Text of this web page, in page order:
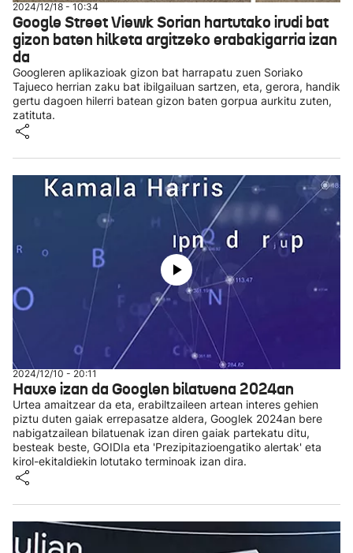
2024/12/18 - 10:34
Google Street Viewk Sorian hartutako irudi bat
gizon baten hilketa argitzeko erabakigarria izan
da
Googleren aplikazioak gizon bat harrapatu zuen Soriako
Tajueco herrian zaku bat ibilgailuan sartzen, eta, gerora, handik
gertu dagoen hilerri batean gizon baten gorpua aurkitu zuten,
zatituta.
2024/12/10 - 20:11
Hauxe izan da Googlen bilatuena 2024an
Urtea amaitzear da eta, erabiltzaileen artean interes gehien
piztu duten gaiak errepasatze aldera, Googlek 2024an bere
nabigatzailean bilatuenak izan diren gaiak partekatu ditu,
besteak beste, GOIDIa eta 'Prezipitazioengatiko alertak' eta
kirol-ekitaldiekin lotutako terminoak izan dira.